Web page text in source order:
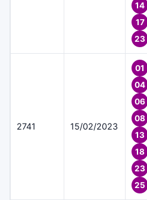
14
17
23
2741 15/02/2023
01
04
06
08
13
18
23
25